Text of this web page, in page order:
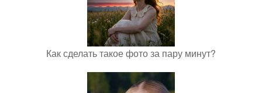
Как сделать такое фото за пару минут?